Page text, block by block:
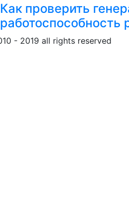
Как проверить
работоспособность
- 2019 all rights reserved